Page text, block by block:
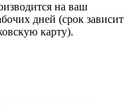
на ваш
дней (срок зависит
карту).